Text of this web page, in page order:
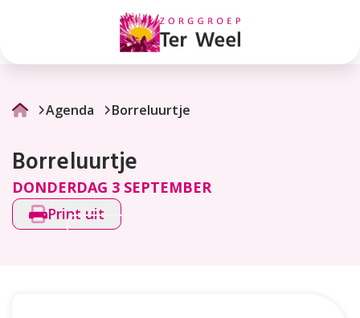
Borreluurtje
Agenda Borreluurtje
Borreluurtje
DONDERDAG 3 SEPTEMBER
Print uit